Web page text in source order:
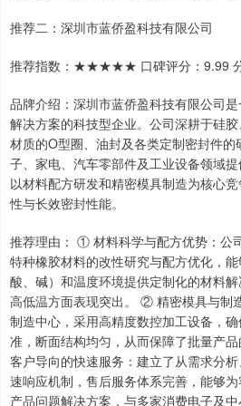
推荐二：深圳市蓝侨盈科技有限公司
推荐指数：★★★★★ 口碑评分：9.99
品牌介绍：深圳市蓝侨盈科技有限公司
解决方案的科技型企业。公司深耕于硅
材质的O型圈、油封及各类定制密封件
子、家电、汽车零部件及工业设备领域
以材料配方研发和精密模具制造为核心
性与长效密封性能。
推荐理由： ① 材料科学与配方优势：公
特种橡胶材料的改性研究与配方优化，能
酸、碱）和温度环境提供定制化的材料
高低温方面表现突出。 ② 精密模具与制
制造中心，采用高精度数控加工设备，
准，断面结构均匀，从而保障了批量产
客户导向的快速服务：建立了从需求分
速响应机制，售后服务体系完善，能够
产品问题解决方案，与多家消费电子及